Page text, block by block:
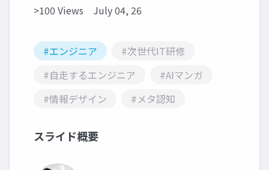
>100 Views July 04, 26
#エンジニア
#次世代IT研修
#自走するエンジニア
#AIマンガ
#情報デザイン
#メタ認知
スライド概要